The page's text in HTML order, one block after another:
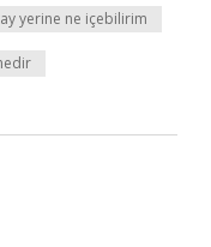
yerine ne içebilirim